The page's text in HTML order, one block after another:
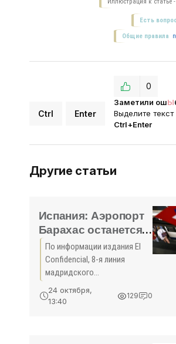
Есть
Общие правила
Ctrl Enter
Заметили ошЫ
Выделите
Ctrl+Enter
0
Другие статьи
Испания: Аэропорт
Барахас останется
без метро -
«Новости Туризма»
По информации издания El
Confidencial, 8-я линия
мадридского
метрополитена,
соединяющая город с
24 октября,
13:40
129 0